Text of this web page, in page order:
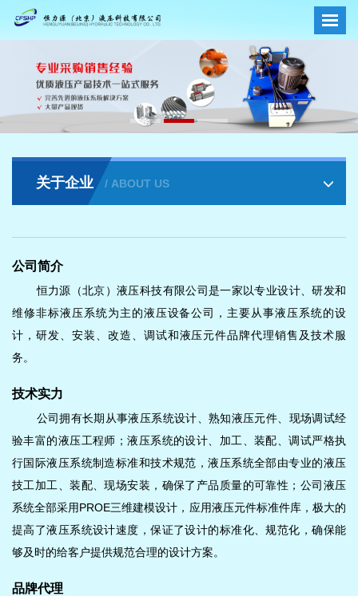
关于企业 / ABOUT US
公司简介
恒力源（北京）液压科技有限公司是一家以专业设计、研发和
维修非标液压系统为主的液压设备公司，主要从事液压系统的设
计 ， 研发 、安装、改造、调试和液压元件品牌代理销售及技术服
务。
技术实力
公司拥有长期从事液压系统设计、熟知液压元件、现场调试经
验丰富的液压工程师；液压系统的设计、加工、装配、调试严格执
行国际液压系统制造标准和技术规范，液压系统全部由专业的液压
技工加工、装配、现场安装，确保了产品质量的可靠性；公司液压
系统全部采用PROE三维建模设计，应用液压元件标准件库，极大的
提高了液压系统设计速度，保证了设计的标准化、规范化，确保能
够及时的给客户提供规范合理的设计方案。
品牌代理